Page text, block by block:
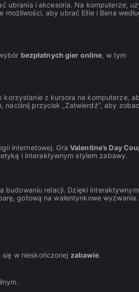
ubrania i akcesoria. Na komputerze,
aby ubrać Ellie i Bena
bezpłatnych gier online, w tym
z kursora na komputerze,
naciśnij przycisk „Zatwierdź”, aby
internetowej. Gra Valentine’s Day
i interaktywnym stylem zabawy.
budowaniu relacji. Dzięki interaktywnym
gotową na walentynkowe wyzwania.
w nieskończonej zabawie.